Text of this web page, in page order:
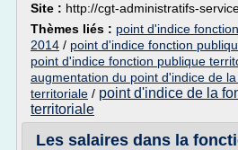
Site : http://cgt-administratifs-
Thèmes liés : point d'indice
2014 / point d'indice fonction
point d'indice fonction publique
augmentation du point d'indice de
territoriale / point d'indice de la
territoriale
Les salaires dans la